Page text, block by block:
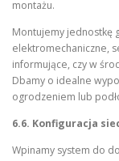
montażu.
Montujemy jednostkę
elektromechaniczne,
informujące, czy w
Dbamy o idealne
ogrodzeniem lub
6.6. Konfiguracja
Wpinamy system do